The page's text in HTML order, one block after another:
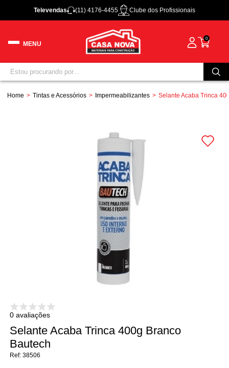
Televendas (11) 4176-4455 Clube dos Profissionais
0
Home Tintas e Acessórios Impermeabilizantes Selante Acaba Trinca
0 avaliações
Selante Acaba Trinca 400g Branco
Bautech
38506